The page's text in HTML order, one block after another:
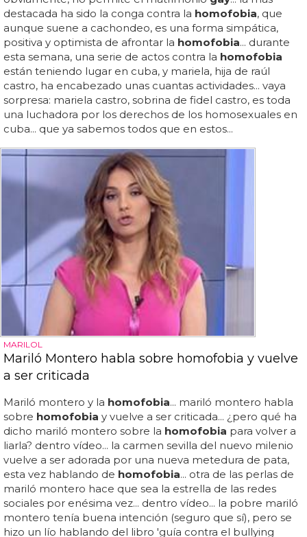
destacada ha sido la conga contra la homofobia, que
aunque suene a cachondeo, es una forma simpática,
positiva y optimista de afrontar la homofobia... durante
esta semana, una serie de actos contra la homofobia
están teniendo lugar en cuba, y mariela, hija de raúl
castro, ha encabezado unas cuantas actividades... vaya
sorpresa: mariela castro, sobrina de fidel castro, es toda
una luchadora por los derechos de los homosexuales en
cuba... que ya sabemos todos que en estos...
MARILOL
Mariló Montero habla sobre homofobia y vuelve
a ser criticada
Mariló montero y la homofobia... mariló montero habla
sobre homofobia y vuelve a ser criticada... ¿pero qué ha
dicho mariló montero sobre la homofobia para volver a
liarla? dentro vídeo... la carmen sevilla del nuevo milenio
vuelve a ser adorada por una nueva metedura de pata,
esta vez hablando de homofobia... otra de las perlas de
mariló montero hace que sea la estrella de las redes
sociales por enésima vez... dentro vídeo... la pobre mariló
montero tenía buena intención (seguro que sí), pero se
hizo un lío hablando del libro 'guía contra el bullying